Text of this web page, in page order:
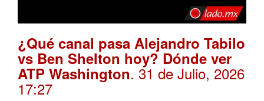
¿Qué canal pasa Alejandro Tabilo
vs Ben Shelton hoy? Dónde ver
ATP Washington. 31 de Julio, 2026
17:27